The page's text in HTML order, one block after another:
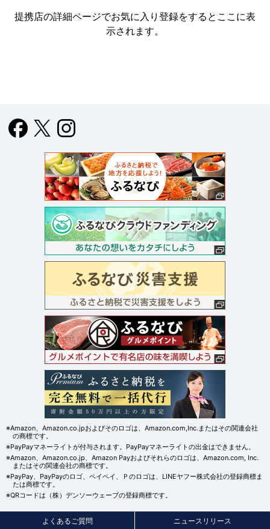
提携店の詳細ページでお気に入り登録をすると ここに表
示されます。
※Amazon、Amazon.co.jpおよびそのロゴは、Amazon.com,Inc.またはその関連会社
の商標です。
※PayPayマネーライトが付与されます。PayPayマネーライトの出金はできません。
※Amazon、Amazon.co.jp、Amazon Payおよびそれらのロゴは、Amazon.com, Inc.
またはその関連会社の商標です。
※PayPay、PayPayのロゴ、ペイペイ、Ｐのロゴは、LINEヤフー株式会社の登録商標ま
たは商標です。
※QRコードは（株）デンソーウェーブの登録商標です。
よくあるご質問 ニュースリリース